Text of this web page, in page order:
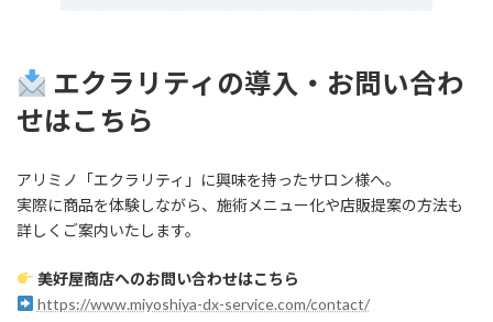
エクラリティの導入・お問い合わ
せはこちら
アリミノ「エクラリティ」に興味を持ったサロン様へ。
実際に商品を体験しながら、施術メニュー化や店販提案の方法も
詳しくご案内いたします。
美好屋商店へのお問い合わせはこちら
https://www.miyoshiya-dx-service.com/contact/